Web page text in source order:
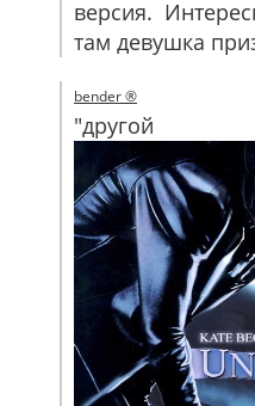
версия.
там девушка
bender ®